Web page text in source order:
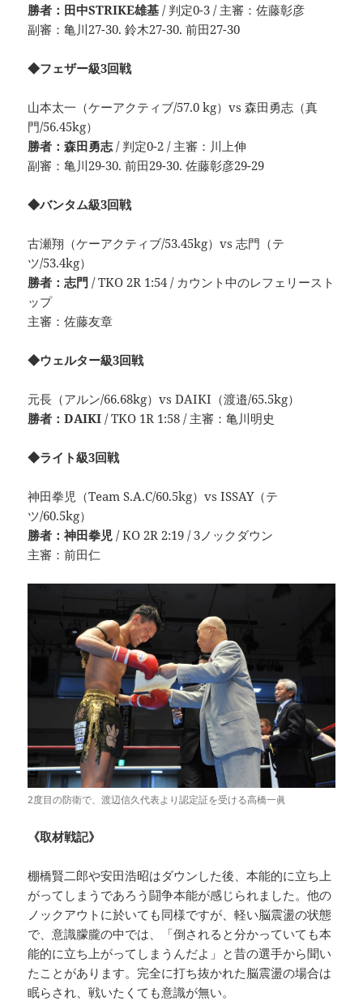
勝者：田中STRIKE雄基 / 判定0-3 / 主審：佐藤彰彦
副審：亀川27-30. 鈴木27-30. 前田27-30
◆フェザー級3回戦
山本太一（ケーアクティブ/57.0 kg）vs 森田勇志（真
門/56.45kg）
勝者：森田勇志/ 判定0-2 / 主審：川上伸
副審：亀川29-30. 前田29-30. 佐藤彰彦29-29
◆バンタム級3回戦
古瀬翔（ケーアクティブ/53.45kg）vs 志門（テ
ツ/53.4kg）
勝者：志門 / TKO 2R 1:54 / カウント中のレフェリースト
ップ
主審：佐藤友章
◆ウェルター級3回戦
元長（アルン/66.68kg）vs DAIKI（渡邉/65.5kg）
勝者：DAIKI / TKO 1R 1:58 / 主審：亀川明史
◆ライト級3回戦
神田拳児（Team S.A.C/60.5kg）vs ISSAY（テ
ツ/60.5kg）
勝者：神田拳児 / KO 2R 2:19 / 3ノックダウン
主審：前田仁
2度目の防衛で、渡辺信久代表より認定証を受ける高橋一眞
《取材戦記》
棚橋賢二郎や安田浩昭はダウンした後、本能的に立ち上
がってしまうであろう闘争本能が感じられました。他の
ノックアウトに於いても同様ですが、軽い脳震盪の状態
で、意識朦朧の中では、「倒されると分かっていても本
能的に立ち上がってしまうんだよ」と昔の選手から聞い
たことがあります。完全に打ち抜かれた脳震盪の場合は
眠らされ、戦いたくても意識が無い。